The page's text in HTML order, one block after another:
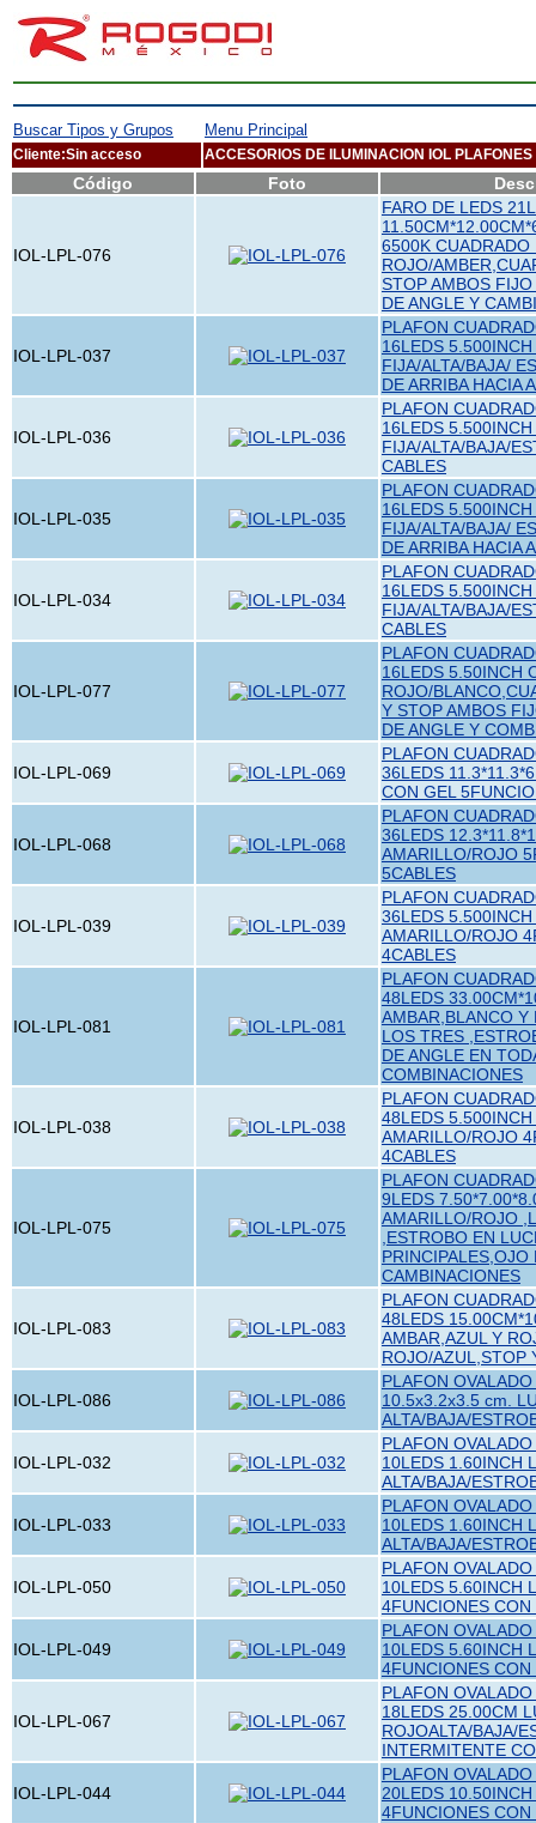
Buscar Tipos y Grupos Menu Principal
Cliente:Sin acceso ACCESORIOS DE ILUMINACION IOL PLAFONES
Código Foto
IOL-LPL-076
FARO DE LEDS
6500K CUADRADO
ROJO/
STOP AMBOS
DE ANGLE Y
IOL-LPL-037
PLAFON
16LEDS
FIJA/ALTA/BAJA/
DE ARRIBA HACIA
IOL-LPL-036
PLAFON
16LEDS
FIJA/ALTA/BAJA/
CABLES
IOL-LPL-035
PLAFON
16LEDS
FIJA/ALTA/BAJA/
DE ARRIBA HACIA
IOL-LPL-034
PLAFON
16LEDS
FIJA/ALTA/BAJA/
CABLES
IOL-LPL-077
PLAFON
16LEDS 5.50INCH
ROJO/
Y STOP AMBOS
DE ANGLE Y
IOL-LPL-069
PLAFON
36LEDS
CON GEL
IOL-LPL-068
PLAFON
36LEDS
AMARILLO/ROJO
5CABLES
IOL-LPL-039
PLAFON
36LEDS
AMARILLO/ROJO
4CABLES
IOL-LPL-081
PLAFON
48LEDS
AMBAR,BLANCO
LOS TRES
DE ANGLE EN
COMBINACIONES
IOL-LPL-038
PLAFON
48LEDS
AMARILLO/ROJO
4CABLES
IOL-LPL-075
PLAFON
9LEDS
AMARILLO/ROJO
,ESTROBO EN
PRINCIPALES,OJO
CAMBINACIONES
IOL-LPL-083
PLAFON
48LEDS
AMBAR,AZUL Y
ROJO/AZUL,STOP
IOL-LPL-086
PLAFON
10.5x3.2x3.5 cm.
ALTA/BAJA/
IOL-LPL-032
PLAFON
10LEDS 1.60INCH
ALTA/BAJA/
IOL-LPL-033
PLAFON
10LEDS 1.60INCH
ALTA/BAJA/
IOL-LPL-050
PLAFON
10LEDS 5.60INCH
4FUNCIONES CON
IOL-LPL-049
PLAFON
10LEDS 5.60INCH
4FUNCIONES CON
IOL-LPL-067
PLAFON
18LEDS 25.00CM
ROJOALTA/BAJA/
INTERMITENTE
IOL-LPL-044
PLAFON
20LEDS
4FUNCIONES CON